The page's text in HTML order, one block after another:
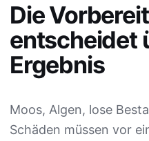
Die
entscheidet
Ergebnis
Moos, Algen, lose
Schäden müssen vor